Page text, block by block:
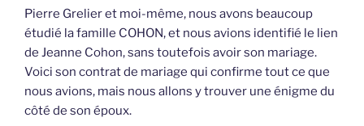
Pierre Grelier et moi-même, nous avons beaucoup
étudié la famille COHON, et nous avions identifié le lien
de Jeanne Cohon, sans toutefois avoir son mariage.
Voici son contrat de mariage qui confirme tout ce que
nous avions, mais nous allons y trouver une énigme du
côté de son époux.